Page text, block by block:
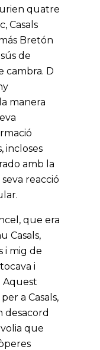
quatre
Casals
Bretón
de
cambra. D
manera
incloses
amb la
reacció
que era
Casals,
i mig de
i
Aquest
a Casals,
desacord
que